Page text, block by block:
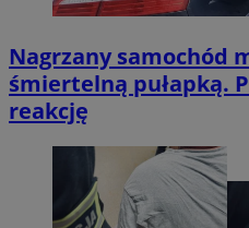
Nagrzany samochód
śmiertelną pułapką.
reakcję